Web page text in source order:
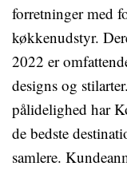
forretninger med
køkkenudstyr.
2022 er
designs og
pålidelighed har
de bedste
samlere.